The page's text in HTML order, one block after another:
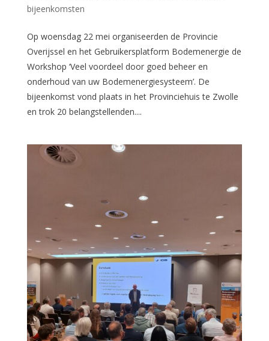
bijeenkomsten
Op woensdag 22 mei organiseerden de Provincie
Overijssel en het Gebruikersplatform Bodemenergie de
Workshop ‘Veel voordeel door goed beheer en
onderhoud van uw Bodemenergiesysteem’. De
bijeenkomst vond plaats in het Provinciehuis te Zwolle
en trok 20 belangstellenden....